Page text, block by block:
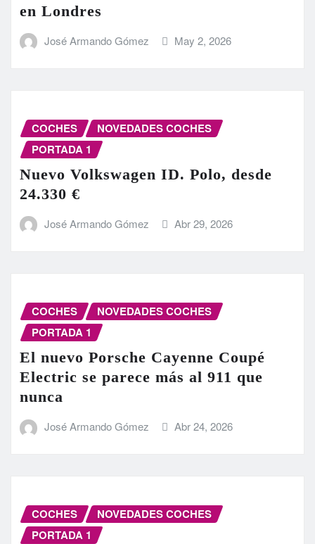
en Londres
José Armando Gómez May 2, 2026
COCHES
NOVEDADES COCHES
PORTADA 1
Nuevo Volkswagen ID. Polo, desde
24.330 €
José Armando Gómez Abr 29, 2026
COCHES
NOVEDADES COCHES
PORTADA 1
El nuevo Porsche Cayenne Coupé
Electric se parece más al 911 que
nunca
José Armando Gómez Abr 24, 2026
COCHES
NOVEDADES COCHES
PORTADA 1